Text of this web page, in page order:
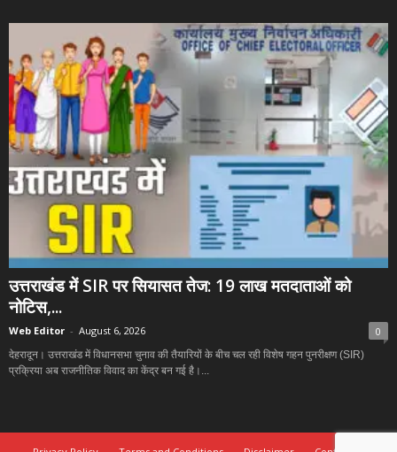
उत्तराखंड में SIR पर सियासत तेज: 19 लाख मतदाताओं को
नोटिस,...
Web Editor - August 6, 2026 0
देहरादून। उत्तराखंड में विधानसभा चुनाव की तैयारियों के बीच चल रही विशेष गहन पुनरीक्षण (SIR)
प्रक्रिया अब राजनीतिक विवाद का केंद्र बन गई है।...